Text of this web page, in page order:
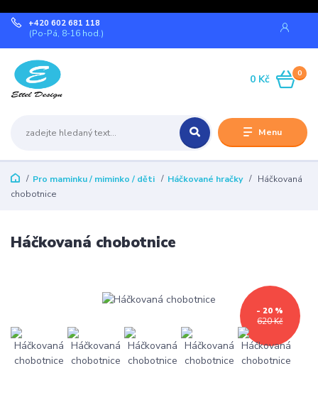
Menu
+420 602 681 118
(Po-Pá, 8-16 hod.)
0
0 Kč
Pro maminku / miminko / děti Háčkované hračky
Háčkovaná
chobotnice
Háčkovaná chobotnice
620 Kč
- 20 %